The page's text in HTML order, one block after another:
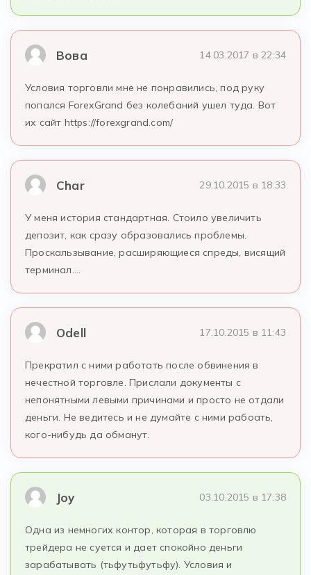
Вова 14.03.2017 в 22:34
Условия торговли мне не понравились, под руку
попался ForexGrand без колебаний ушел туда. Вот
их сайт https://forexgrand.com/
Char 29.10.2015 в 18:33
У меня история стандартная. Стоило увеличить
депозит, как сразу образовались проблемы.
Проскальзывание, расширяющиеся спреды, висящий
терминал….
Odell 17.10.2015 в 11:43
Прекратил с ними работать после обвинения в
нечестной торговле. Прислали документы с
непонятными левыми причинами и просто не отдали
деньги. Не ведитесь и не думайте с ними рабоать,
кого-нибудь да обманут.
Joy 03.10.2015 в 17:38
Одна из немногих контор, которая в торговлю
трейдера не суется и дает спокойно деньги
зарабатывать (тьфутьфутьфу). Условия и